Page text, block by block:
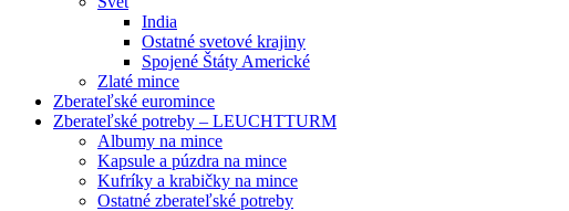
India
Ostatné svetové krajiny
Spojené Štáty Americké
Zlaté mince
Zberateľské euromince
Zberateľské potreby – LEUCHTTURM
Albumy na mince
Kapsule a púzdra na mince
Kufríky a krabičky na mince
Ostatné zberateľské potreby